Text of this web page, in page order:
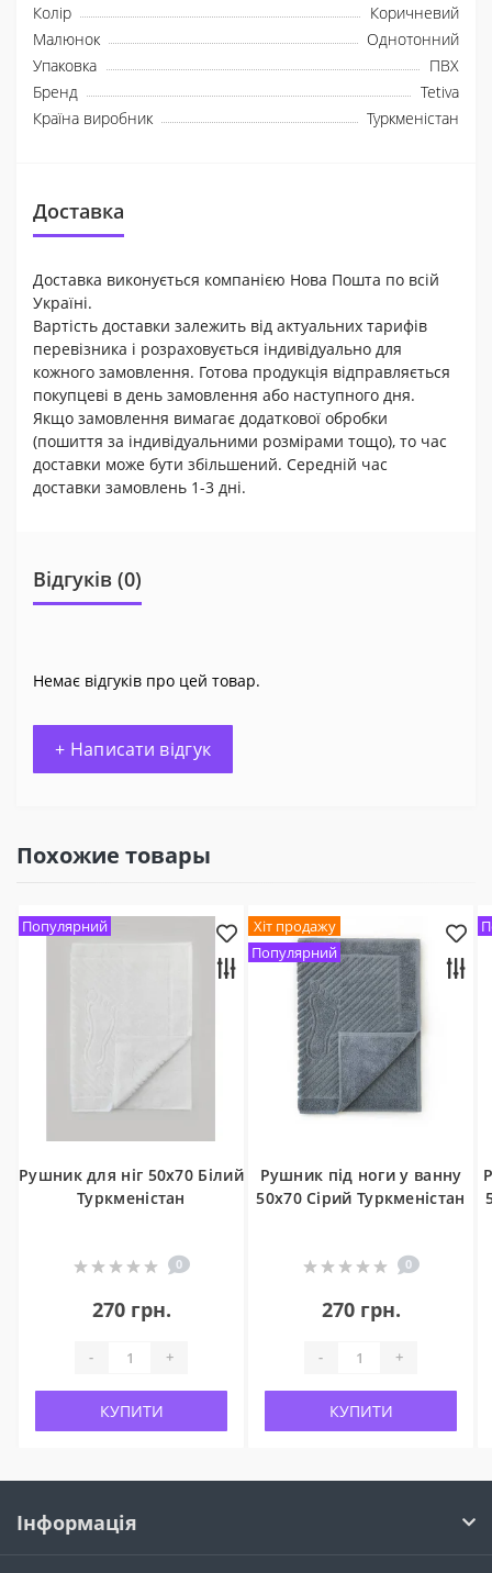
Колір
Коричневий
Малюнок
Однотонний
Упаковка
ПВХ
Бренд
Tetiva
Країна виробник
Туркменістан
Доставка
Доставка виконується компанією Нова Пошта по всій
Україні.
Вартість доставки залежить від актуальних тарифів
перевізника і розраховується індивідуально для
кожного замовлення. Готова продукція відправляється
покупцеві в день замовлення або наступного дня.
Якщо замовлення вимагає додаткової обробки
(пошиття за індивідуальними розмірами тощо), то час
доставки може бути збільшений. Середній час
доставки замовлень 1-3 дні.
Відгуків (0)
Немає відгуків про цей товар.
+ Написати відгук
Похожие товары
Популярний
Рушник для ніг 50x70 Білий
Туркменістан
0
270 грн.
- +
КУПИТИ
Хіт продажу
Популярний
Рушник під ноги у ванну
50x70 Сірий Туркменістан
0
270 грн.
- +
КУПИТИ
Інформація